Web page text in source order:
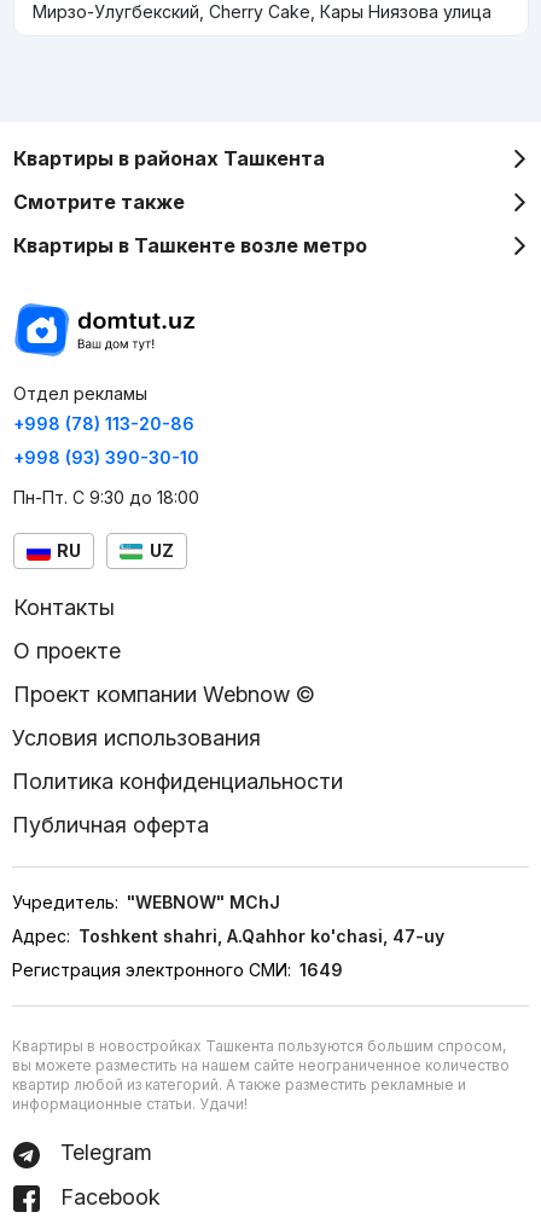
Мирзо-Улугбекский, Cherry Cake, Кары Ниязова улица
Квартиры в районах Ташкента
Смотрите также
Квартиры в Ташкенте возле метро
Отдел рекламы
+998 (78) 113-20-86
+998 (93) 390-30-10
Пн-Пт. С 9:30 до 18:00
RU UZ
Контакты
О проекте
Проект компании Webnow ©
Условия использования
Политика конфиденциальности
Публичная оферта
Учредитель: "WEBNOW" MChJ
Адрес: Toshkent shahri, A.Qahhor ko'chasi, 47-uy
Регистрация электронного СМИ: 1649
Квартиры в новостройках Ташкента пользуются большим спросом,
вы можете разместить на нашем сайте неограниченное количество
квартир любой из категорий. А также разместить рекламные и
информационные статьи. Удачи!
Telegram
Facebook